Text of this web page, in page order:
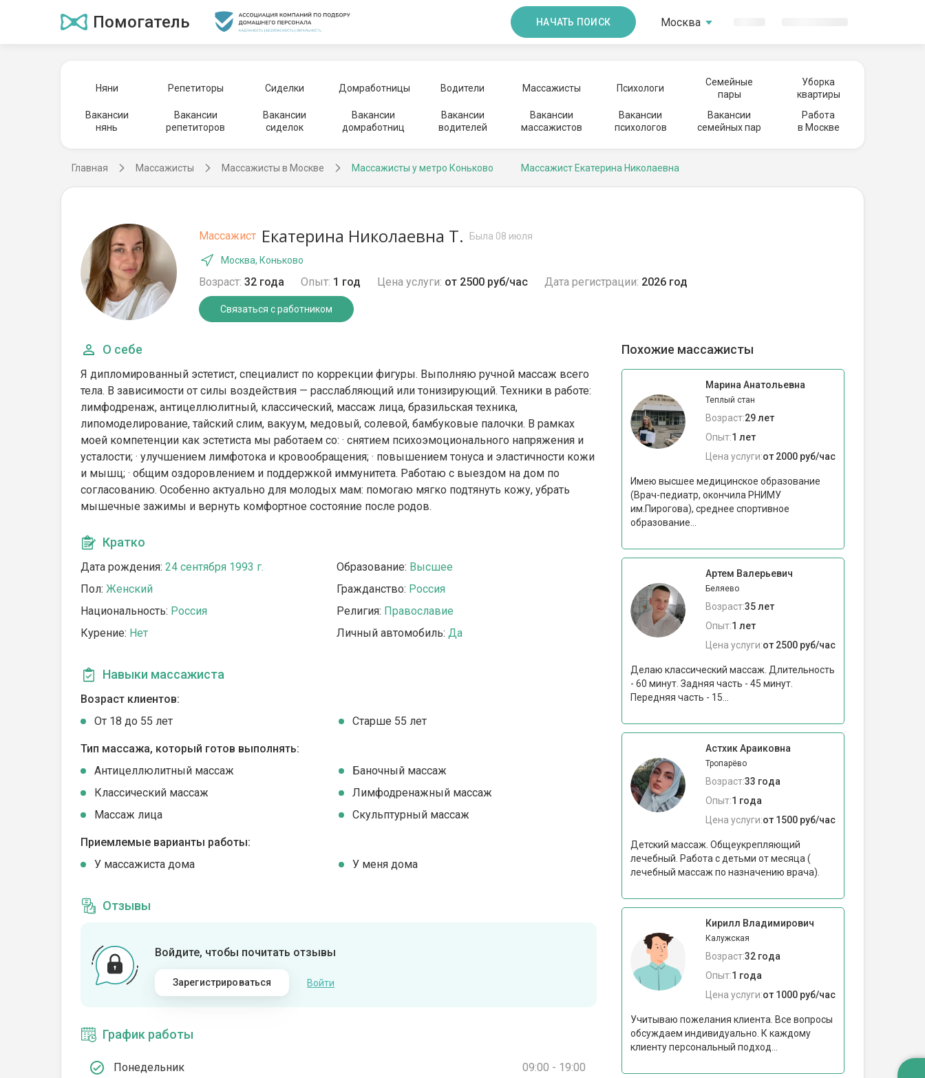
Помогатель НАЧАТЬ ПОИСК Москва
Няни Репетиторы Сиделки Домработницы Водители Массажисты Психологи
Семейные
пары
Уборка
квартиры
Вакансии
нянь
Вакансии
репетиторов
Вакансии
сиделок
Вакансии
домработниц
Вакансии
водителей
Вакансии
массажистов
Вакансии
психологов
Вакансии
семейных пар
Работа
в Москве
Главная Массажисты Массажисты в Москве Массажисты у метро Коньково Массажист Екатерина Николаевна
Массажист Екатерина Николаевна Т. Была 08 июля
Москва, Коньково
Возраст: 32 года Опыт: 1 год Цена услуги: от 2500 руб/час Дата регистрации: 2026 год
Связаться с работником
О себе
Я дипломированный эстетист, специалист по коррекции фигуры. Выполняю ручной массаж всего
тела. В зависимости от силы воздействия — расслабляющий или тонизирующий. Техники в работе:
лимфодренаж, антицеллюлитный, классический, массаж лица, бразильская техника,
липомоделирование, тайский слим, вакуум, медовый, солевой, бамбуковые палочки. В рамках
моей компетенции как эстетиста мы работаем со: · снятием психоэмоционального напряжения и
усталости; · улучшением лимфотока и кровообращения; · повышением тонуса и эластичности кожи
и мышц; · общим оздоровлением и поддержкой иммунитета. Работаю с выездом на дом по
согласованию. Особенно актуально для молодых мам: помогаю мягко подтянуть кожу, убрать
мышечные зажимы и вернуть комфортное состояние после родов.
Кратко
Дата рождения: 24 сентября 1993 г. Образование: Высшее
Пол: Женский Гражданство: Россия
Национальность: Россия Религия: Православие
Курение: Нет Личный автомобиль: Да
Навыки массажиста
Возраст клиентов:
От 18 до 55 лет
Старше 55 лет
Тип массажа, который готов выполнять:
Антицеллюлитный массаж
Баночный массаж
Классический массаж
Лимфодренажный массаж
Массаж лица
Скульптурный массаж
Приемлемые варианты работы:
У массажиста дома
У меня дома
Отзывы
Войдите, чтобы почитать отзывы
Зарегистрироваться Войти
График работы
Понедельник 09:00 - 19:00
Похожие массажисты
Марина Анатольевна
Теплый стан
Возраст:29 лет
Опыт:1 лет
Цена услуги:от 2000 руб/час
Имею высшее медицинское образование
(Врач-педиатр, окончила РНИМУ
им.Пирогова), среднее спортивное
образование...
Артем Валерьевич
Беляево
Возраст:35 лет
Опыт:1 лет
Цена услуги:от 2500 руб/час
Делаю классический массаж. Длительность
- 60 минут. Задняя часть - 45 минут.
Передняя часть - 15...
Астхик Араиковна
Тропарёво
Возраст:33 года
Опыт:1 года
Цена услуги:от 1500 руб/час
Детский массаж. Общеукрепляющий
лечебный. Работа с детьми от месяца (
лечебный массаж по назначению врача).
Кирилл Владимирович
Калужская
Возраст:32 года
Опыт:1 года
Цена услуги:от 1000 руб/час
Учитываю пожелания клиента. Все вопросы
обсуждаем индивидуально. К каждому
клиенту персональный подход...